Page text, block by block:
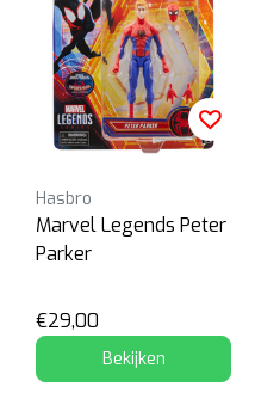
Hasbro
Marvel Legends Peter
Parker
€29,00
Bekijken